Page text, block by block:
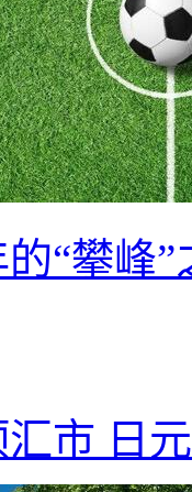
“攀峰
市 日